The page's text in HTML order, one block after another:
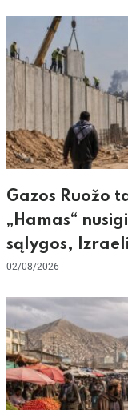
Gazos Ruožo
„Hamas“
sąlygos,
skepticizmas ir
02/08/2026